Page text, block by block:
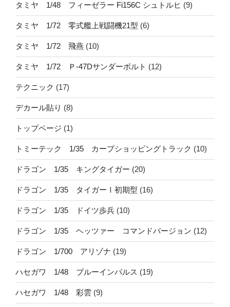
タミヤ 1/48 フィーゼラー Fi156C シュトルヒ (9)
タミヤ 1/72 零式艦上戦闘機21型 (6)
タミヤ 1/72 飛燕 (10)
タミヤ 1/72 Ｐ-47Dサンダーボルト (12)
テクニック (17)
デカール貼り (8)
トップページ (1)
トミーテック 1/35 カープショッピングトラック (10)
ドラゴン 1/35 キングタイガー (20)
ドラゴン 1/35 タイガーⅠ初期型 (16)
ドラゴン 1/35 ドイツ歩兵 (10)
ドラゴン 1/35 ヘッツァー コマンドバージョン (12)
ドラゴン 1/700 アリゾナ (19)
ハセガワ 1/48 ブルーインパルス (19)
ハセガワ 1/48 彩雲 (9)